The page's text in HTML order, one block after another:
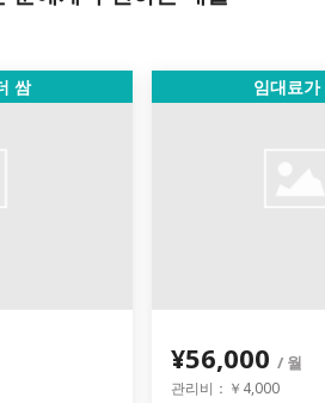
쌈 임대료
¥56,000 / 월
관리비：￥4,000